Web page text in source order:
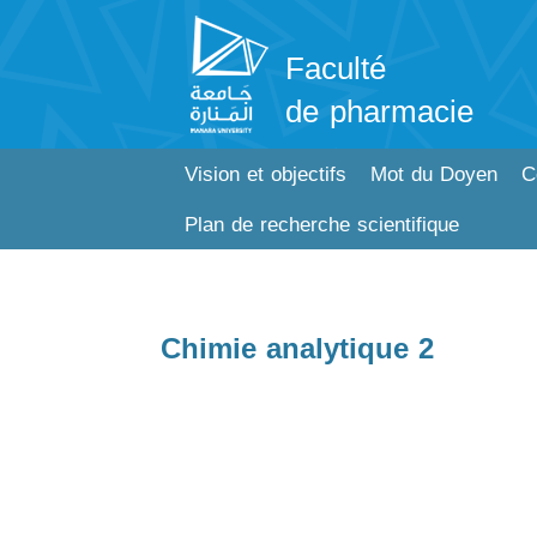
Faculté
de pharmacie
Vision et objectifs Mot du Doyen
Plan de recherche scientifique
Chimie analytique 2